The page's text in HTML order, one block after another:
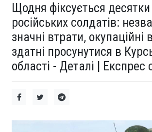
Щодня фіксується
російських солдатів:
значні втрати, окупаційні
здатні просунутися в
області - Деталі | Експрес